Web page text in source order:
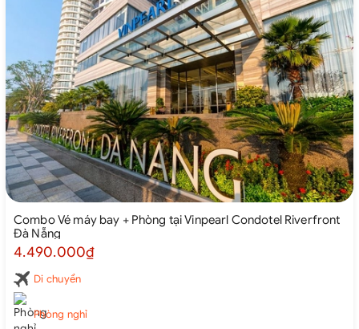
Combo Vé máy bay + Phòng tại Vinpearl Condotel Riverfront
Đà Nẵng
4.490.000₫
Di chuyển
Phòng nghỉ